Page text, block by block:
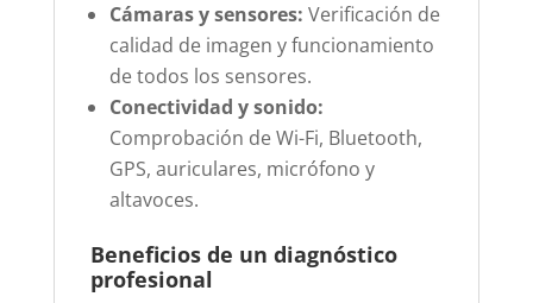
Cámaras y sensores: Verificación de
calidad de imagen y funcionamiento
de todos los sensores.
Conectividad y sonido:
Comprobación de Wi-Fi, Bluetooth,
GPS, auriculares, micrófono y
altavoces.
Beneficios de un diagnóstico
profesional